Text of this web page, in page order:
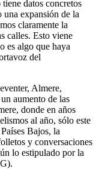
datos concretos
una expansión de la
claramente la
calles. Esto viene
es algo que haya
del
Almere,
aumento de las
donde en años
al año, sólo este
Bajos, la
y conversaciones
lo estipulado por la